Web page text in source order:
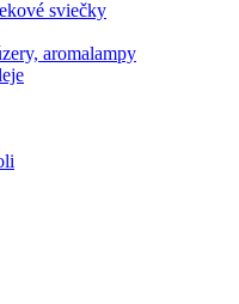
sviečky
aromalampy